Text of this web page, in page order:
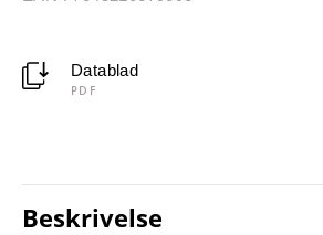
Datablad
PDF
Beskrivelse